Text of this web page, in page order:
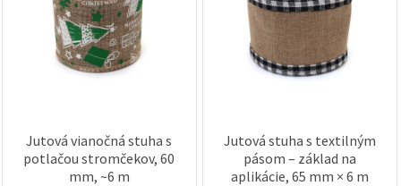
Jutová vianočná stuha s
potlačou stromčekov, 60
mm, ~6 m
Jutová stuha s textilným
pásom – základ na
aplikácie, 65 mm × 6 m